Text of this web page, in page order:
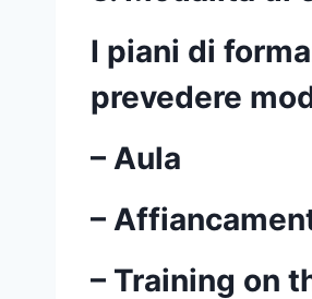
I piani di
prevedere
– Aula
–
– Training on